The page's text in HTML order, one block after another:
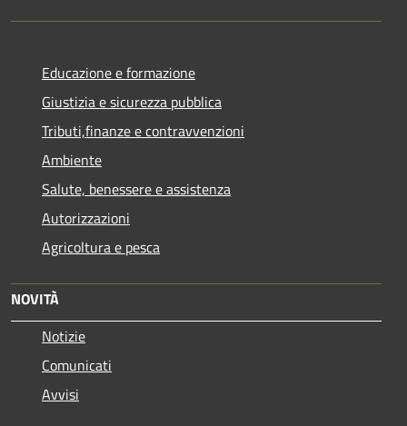
Educazione e formazione
Giustizia e sicurezza pubblica
Tributi,finanze e contravvenzioni
Ambiente
Salute, benessere e assistenza
Autorizzazioni
Agricoltura e pesca
NOVITÀ
Notizie
Comunicati
Avvisi